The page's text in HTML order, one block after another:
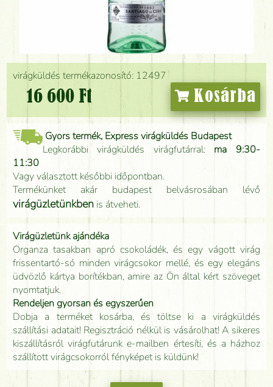
virágküldés termékazonosító: 12497
16 600 Ft Kosárba
Gyors termék, Express virágküldés Budapest
Legkorábbi virágküldés virágfutárral: ma 9:30-
11:30
Vagy választott későbbi időpontban.
Termékünket akár budapest belvásrosában lévő
virágüzletünkben is átveheti.
Virágüzletünk ajándéka
Organza tasakban apró csokoládék, és egy vágott virág
frissentartó-só minden virágcsokor mellé, és egy elegáns
üdvözlő kártya borítékban, amire az Ön által kért szöveget
nyomtatjuk.
Rendeljen gyorsan és egyszerűen
Dobja a terméket kosárba, és töltse ki a virágküldés
szállítási adatait! Regisztráció nélkül is vásárolhat! A sikeres
kiszállításról virágfutárunk e-mailben értesíti, és a házhoz
szállított virágcsokorról fényképet is küldünk!